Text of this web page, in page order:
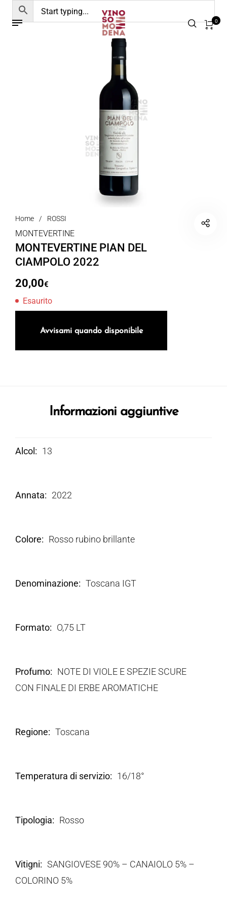
0
Home / ROSSI
MONTEVERTINE
MONTEVERTINE PIAN DEL
CIAMPOLO 2022
20,00€
Esaurito
Avvisami quando disponibile
Informazioni aggiuntive
Alcol 13
Annata 2022
Colore Rosso rubino brillante
Denominazione Toscana IGT
Formato O,75 LT
Profumo
NOTE DI VIOLE E SPEZIE SCURE
CON FINALE DI ERBE AROMATICHE
Regione Toscana
Temperatura di servizio 16/18°
Tipologia Rosso
Vitigni
SANGIOVESE 90% – CANAIOLO 5% –
COLORINO 5%